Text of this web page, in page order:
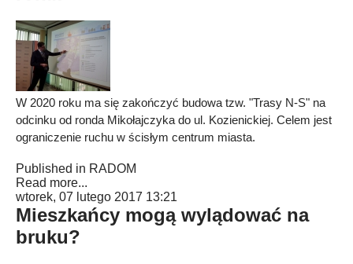
W 2020 roku ma się zakończyć budowa tzw. "Trasy N-S" na
odcinku od ronda Mikołajczyka do ul. Kozienickiej. Celem jest
ograniczenie ruchu w ścisłym centrum miasta.
Published in RADOM
Read more...
wtorek, 07 lutego 2017 13:21
Mieszkańcy mogą wylądować na
bruku?